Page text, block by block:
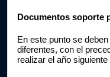
Documentos soporte
En este punto se
diferentes, con el
realizar el año